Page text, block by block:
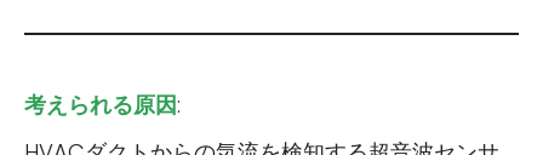
考えられる原因: